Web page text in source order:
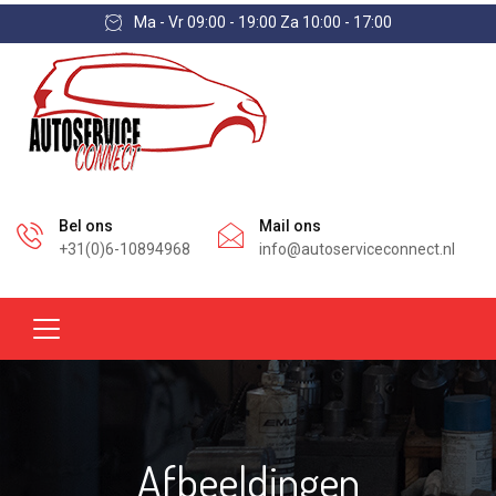
Ma - Vr 09:00 - 19:00 Za 10:00 - 17:00
Bel ons
+31(0)6-10894968
Mail ons
info@autoserviceconnect.nl
Afbeeldingen